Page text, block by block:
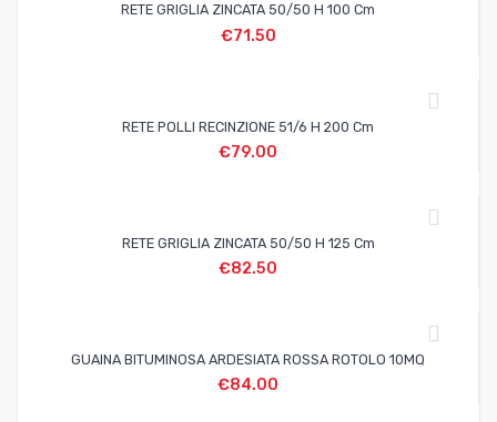
RETE GRIGLIA ZINCATA 50/50 H 100 Cm
€71.50
RETE POLLI RECINZIONE 51/6 H 200 Cm
€79.00
RETE GRIGLIA ZINCATA 50/50 H 125 Cm
€82.50
GUAINA BITUMINOSA ARDESIATA ROSSA ROTOLO 10MQ
€84.00